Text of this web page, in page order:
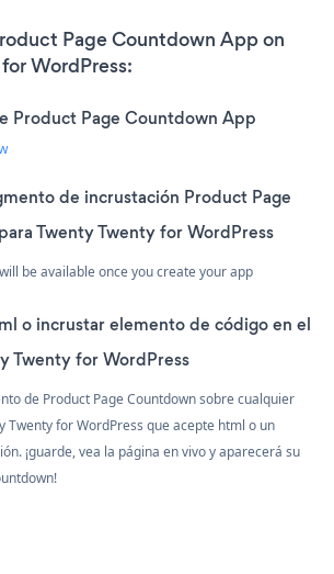
Page Countdown App on
WordPress:
Product Page Countdown App
de incrustación Product Page
Twenty Twenty for WordPress
be available once you create your app
o incrustar elemento de código en el
Twenty for WordPress
de Product Page Countdown sobre cualquier
Twenty for WordPress que acepte html o un
¡guarde, vea la página en vivo y aparecerá su